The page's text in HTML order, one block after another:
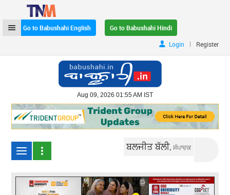
Go to Babushahi English
Go to Babushahi Hindi
Login
| Register
Aug 09, 2026 01:55 AM IST
ਬਲਜੀਤ ਬੱਲੀ,ਸੰਪਾਦਕ